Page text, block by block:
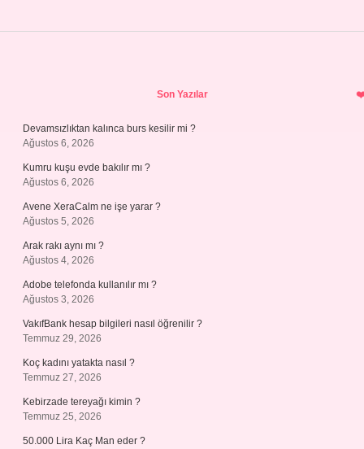
Son Yazılar
Devamsızlıktan kalınca burs kesilir mi ?
Ağustos 6, 2026
Kumru kuşu evde bakılır mı ?
Ağustos 6, 2026
Avene XeraCalm ne işe yarar ?
Ağustos 5, 2026
Arak rakı aynı mı ?
Ağustos 4, 2026
Adobe telefonda kullanılır mı ?
Ağustos 3, 2026
VakıfBank hesap bilgileri nasıl öğrenilir ?
Temmuz 29, 2026
Koç kadını yatakta nasıl ?
Temmuz 27, 2026
Kebirzade tereyağı kimin ?
Temmuz 25, 2026
50.000 Lira Kaç Man eder ?